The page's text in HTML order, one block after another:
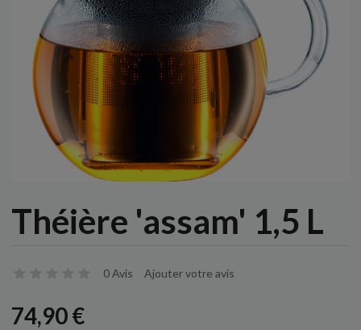
Théière 'assam' 1,5 L
0 Avis Ajouter votre avis
74,90 €